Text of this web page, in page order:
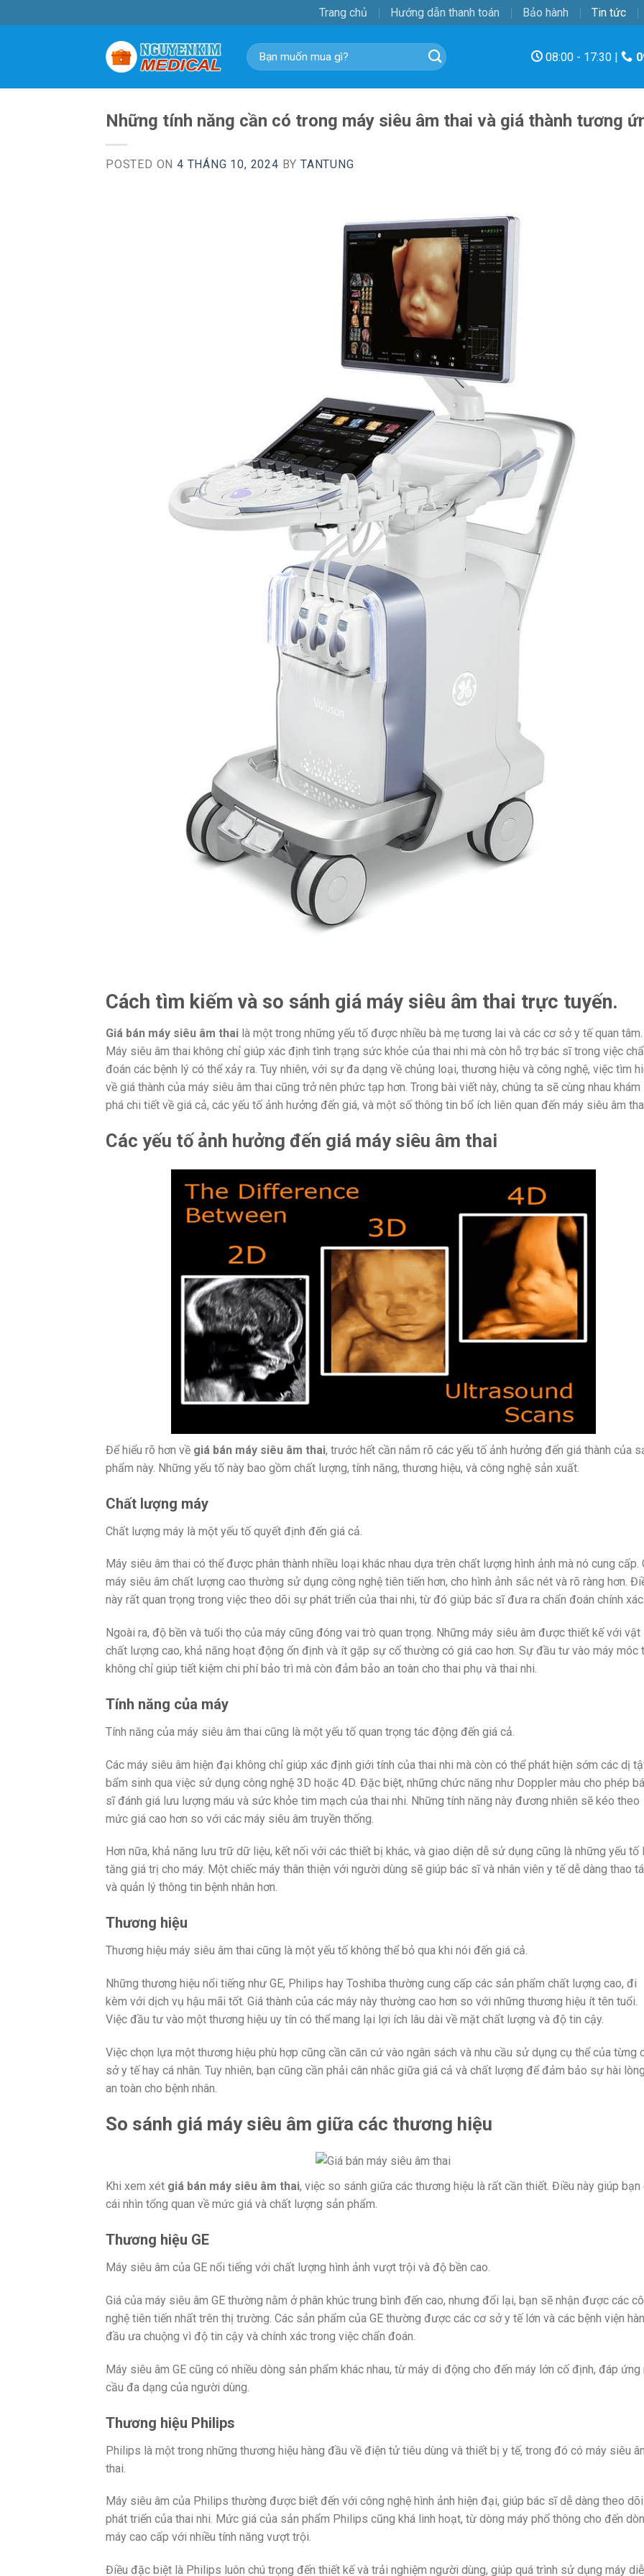
to
Trang chủ Hướng dẫn thanh toán Bảo hành Tin tức
Tìm
kiếm:
08:00 - 17:30 |
Những tính năng cần có trong máy siêu âm thai và giá thành tương
POSTED ON4 THÁNG 10, 2024 BYTANTUNG
Cách tìm kiếm và so sánh giá máy siêu âm thai trực tuyến.
Giá bán máy siêu âm thai là một trong những yếu tố được nhiều bà mẹ tương lai và các cơ sở y tế quan tâm.
Máy siêu âm thai không chỉ giúp xác định tình trạng sức khỏe của thai nhi mà còn hỗ trợ bác sĩ trong việc
đoán các bệnh lý có thể xảy ra. Tuy nhiên, với sự đa dạng về chủng loại, thương hiệu và công nghệ, việc tìm
về giá thành của máy siêu âm thai cũng trở nên phức tạp hơn. Trong bài viết này, chúng ta sẽ cùng nhau khám
phá chi tiết về giá cả, các yếu tố ảnh hưởng đến giá, và một số thông tin bổ ích liên quan đến máy siêu âm
Các yếu tố ảnh hưởng đến giá máy siêu âm thai
Để hiểu rõ hơn về giá bán máy siêu âm thai, trước hết cần nắm rõ các yếu tố ảnh hưởng đến giá thành của
phẩm này. Những yếu tố này bao gồm chất lượng, tính năng, thương hiệu, và công nghệ sản xuất.
Chất lượng máy
Chất lượng máy là một yếu tố quyết định đến giá cả.
Máy siêu âm thai có thể được phân thành nhiều loại khác nhau dựa trên chất lượng hình ảnh mà nó cung cấp.
máy siêu âm chất lượng cao thường sử dụng công nghệ tiên tiến hơn, cho hình ảnh sắc nét và rõ ràng hơn.
này rất quan trọng trong việc theo dõi sự phát triển của thai nhi, từ đó giúp bác sĩ đưa ra chẩn đoán chính xác.
Ngoài ra, độ bền và tuổi thọ của máy cũng đóng vai trò quan trọng. Những máy siêu âm được thiết kế với vật
chất lượng cao, khả năng hoạt động ổn định và ít gặp sự cố thường có giá cao hơn. Sự đầu tư vào máy móc
không chỉ giúp tiết kiệm chi phí bảo trì mà còn đảm bảo an toàn cho thai phụ và thai nhi.
Tính năng của máy
Tính năng của máy siêu âm thai cũng là một yếu tố quan trọng tác động đến giá cả.
Các máy siêu âm hiện đại không chỉ giúp xác định giới tính của thai nhi mà còn có thể phát hiện sớm các dị
bẩm sinh qua việc sử dụng công nghệ 3D hoặc 4D. Đặc biệt, những chức năng như Doppler màu cho phép
sĩ đánh giá lưu lượng máu và sức khỏe tim mạch của thai nhi. Những tính năng này đương nhiên sẽ kéo theo
mức giá cao hơn so với các máy siêu âm truyền thống.
Hơn nữa, khả năng lưu trữ dữ liệu, kết nối với các thiết bị khác, và giao diện dễ sử dụng cũng là những yếu tố
tăng giá trị cho máy. Một chiếc máy thân thiện với người dùng sẽ giúp bác sĩ và nhân viên y tế dễ dàng thao
và quản lý thông tin bệnh nhân hơn.
Thương hiệu
Thương hiệu máy siêu âm thai cũng là một yếu tố không thể bỏ qua khi nói đến giá cả.
Những thương hiệu nổi tiếng như GE, Philips hay Toshiba thường cung cấp các sản phẩm chất lượng cao, đi
kèm với dịch vụ hậu mãi tốt. Giá thành của các máy này thường cao hơn so với những thương hiệu ít tên tuổi.
Việc đầu tư vào một thương hiệu uy tín có thể mang lại lợi ích lâu dài về mặt chất lượng và độ tin cậy.
Việc chọn lựa một thương hiệu phù hợp cũng cần căn cứ vào ngân sách và nhu cầu sử dụng cụ thể của từng
sở y tế hay cá nhân. Tuy nhiên, bạn cũng cần phải cân nhắc giữa giá cả và chất lượng để đảm bảo sự hài
an toàn cho bệnh nhân.
So sánh giá máy siêu âm giữa các thương hiệu
Khi xem xét giá bán máy siêu âm thai, việc so sánh giữa các thương hiệu là rất cần thiết. Điều này giúp bạn
cái nhìn tổng quan về mức giá và chất lượng sản phẩm.
Thương hiệu GE
Máy siêu âm của GE nổi tiếng với chất lượng hình ảnh vượt trội và độ bền cao.
Giá của máy siêu âm GE thường nằm ở phân khúc trung bình đến cao, nhưng đổi lại, bạn sẽ nhận được các
nghệ tiên tiến nhất trên thị trường. Các sản phẩm của GE thường được các cơ sở y tế lớn và các bệnh viện
đầu ưa chuộng vì độ tin cậy và chính xác trong việc chẩn đoán.
Máy siêu âm GE cũng có nhiều dòng sản phẩm khác nhau, từ máy di động cho đến máy lớn cố định, đáp ứng
cầu đa dạng của người dùng.
Thương hiệu Philips
Philips là một trong những thương hiệu hàng đầu về điện tử tiêu dùng và thiết bị y tế, trong đó có máy siêu
thai.
Máy siêu âm của Philips thường được biết đến với công nghệ hình ảnh hiện đại, giúp bác sĩ dễ dàng theo
phát triển của thai nhi. Mức giá của sản phẩm Philips cũng khá linh hoạt, từ dòng máy phổ thông cho đến
máy cao cấp với nhiều tính năng vượt trội.
Điều đặc biệt là Philips luôn chú trọng đến thiết kế và trải nghiệm người dùng, giúp quá trình sử dụng máy